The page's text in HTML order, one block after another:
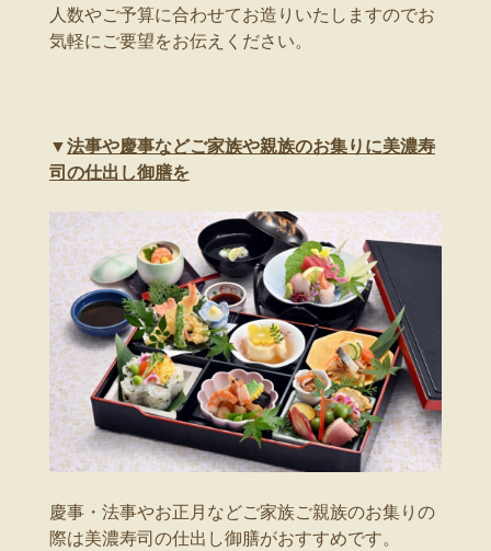
人数やご予算に合わせてお造りいたしますのでお
気軽にご要望をお伝えください。
▼法事や慶事などご家族や親族のお集りに美濃寿
司の仕出し御膳を
慶事・法事やお正月などご家族ご親族のお集りの
際は美濃寿司の仕出し御膳がおすすめです。